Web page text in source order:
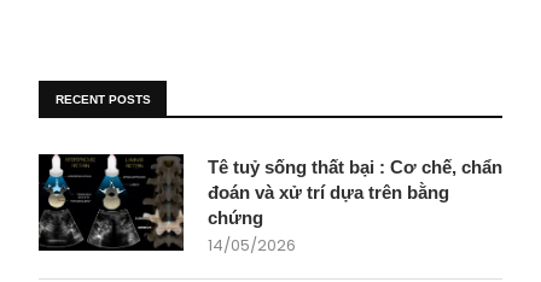
RECENT POSTS
Tê tuỷ sống thất bại : Cơ chế, chẩn
đoán và xử trí dựa trên bằng
chứng
14/05/2026